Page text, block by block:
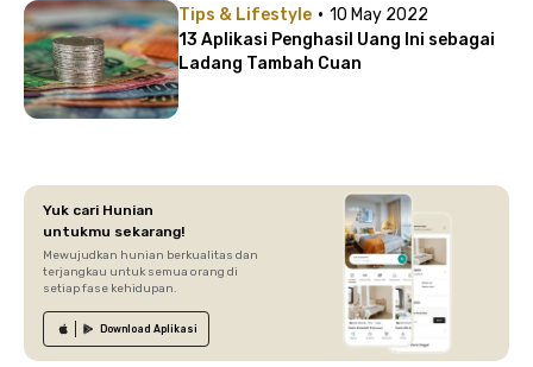
Tips & Lifestyle · 10 May 2022
13 Aplikasi Penghasil Uang Ini sebagai
Ladang Tambah Cuan
Yuk cari Hunian
untukmu sekarang!
Mewujudkan hunian berkualitas dan
terjangkau untuk semua orang di
setiap fase kehidupan.
Download Aplikasi